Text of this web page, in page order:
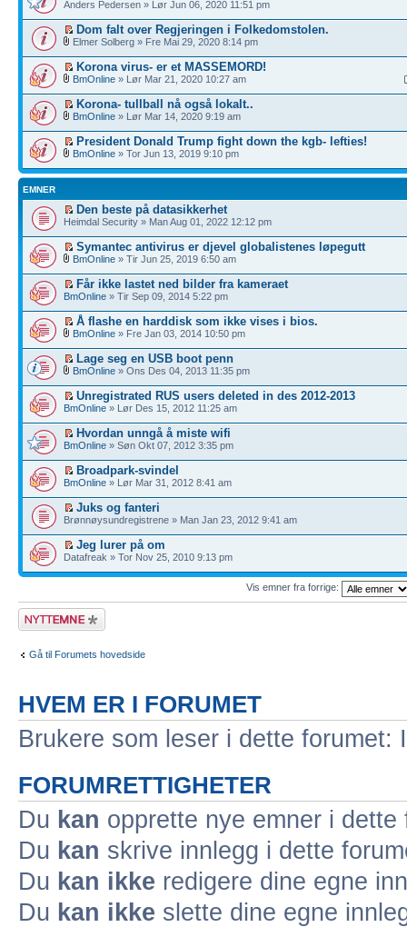
Anders Pedersen » Lør Jun 06, 2020 11:51 pm
Dom falt over Regjeringen i Folkedomstolen.
Elmer Solberg » Fre Mai 29, 2020 8:14 pm
Korona virus- er et MASSEMORD!
BmOnline » Lør Mar 21, 2020 10:27 am
Korona- tullball nå også lokalt..
BmOnline » Lør Mar 14, 2020 9:19 am
President Donald Trump fight down the kgb- lefties!
BmOnline » Tor Jun 13, 2019 9:10 pm
EMNER
Den beste på datasikkerhet
Heimdal Security » Man Aug 01, 2022 12:12 pm
Symantec antivirus er djevel globalistenes løpegutt
BmOnline » Tir Jun 25, 2019 6:50 am
Får ikke lastet ned bilder fra kameraet
BmOnline » Tir Sep 09, 2014 5:22 pm
Å flashe en harddisk som ikke vises i bios.
BmOnline » Fre Jan 03, 2014 10:50 pm
Lage seg en USB boot penn
BmOnline » Ons Des 04, 2013 11:35 pm
Unregistrated RUS users deleted in des 2012-2013
BmOnline » Lør Des 15, 2012 11:25 am
Hvordan unngå å miste wifi
BmOnline » Søn Okt 07, 2012 3:35 pm
Broadpark-svindel
BmOnline » Lør Mar 31, 2012 8:41 am
Juks og fanteri
Brønnøysundregistrene » Man Jan 23, 2012 9:41 am
Jeg lurer på om
Datafreak » Tor Nov 25, 2010 9:13 pm
Vis emner fra forrige:
Legg inn et nytt
emne
Gå til Forumets hovedside
HVEM ER I FORUMET
Brukere som leser i dette
FORUMRETTIGHETER
Du kan opprette nye emner i dette
Du kan skrive innlegg i dette
Du kan ikke redigere dine egne
Du kan ikke slette dine egne